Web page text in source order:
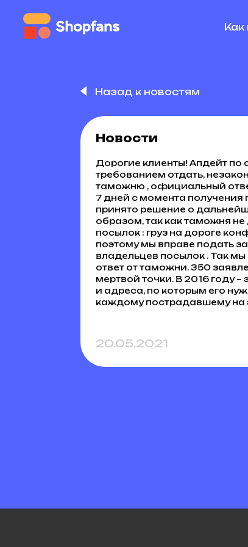
Назад к новостям
Новости
Дорогие клиенты! Апдейт по
требованием отдать,
таможню , официальный
7 дней с момента получения
принято решение о
образом, так как таможня
посылок : груз на дороге
поэтому мы вправе подать
владельцев посылок . Так
ответ от таможни. 350
мертвой точки. В 2016 году
и адреса, по которым его
каждому пострадавшему на
20.05.2021